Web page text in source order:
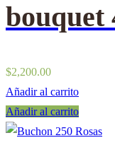
bouquet
$2,200.00
Añadir al carrito
Añadir al carrito